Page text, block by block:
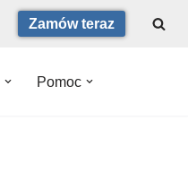
Zamów teraz
Pomoc